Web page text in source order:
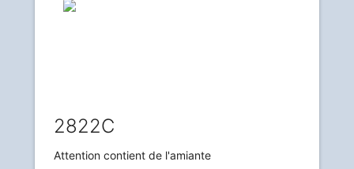
2822C
Attention contient de l'amiante